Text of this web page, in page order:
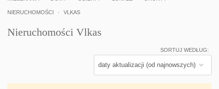
NIERUCHOMOŚCI VLKAS
Nieruchomości Vlkas
SORTUJ WEDŁUG: